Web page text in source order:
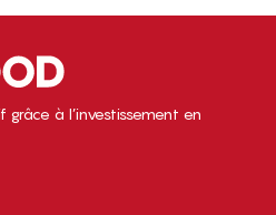
à l’investissement en